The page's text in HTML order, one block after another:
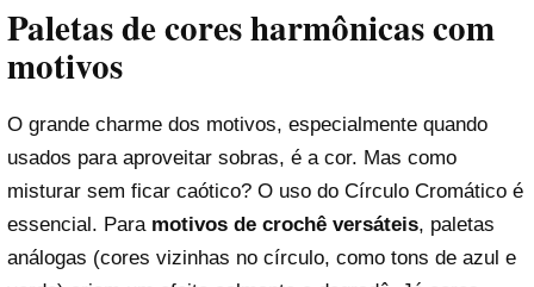
Paletas de cores harmônicas com
motivos
O grande charme dos motivos, especialmente quando
usados para aproveitar sobras, é a cor. Mas como
misturar sem ficar caótico? O uso do Círculo Cromático é
essencial. Para motivos de crochê versáteis, paletas
análogas (cores vizinhas no círculo, como tons de azul e